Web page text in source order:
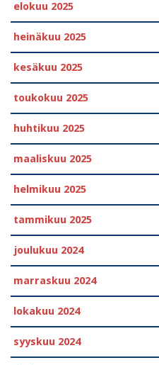
elokuu 2025
heinäkuu 2025
kesäkuu 2025
toukokuu 2025
huhtikuu 2025
maaliskuu 2025
helmikuu 2025
tammikuu 2025
joulukuu 2024
marraskuu 2024
lokakuu 2024
syyskuu 2024